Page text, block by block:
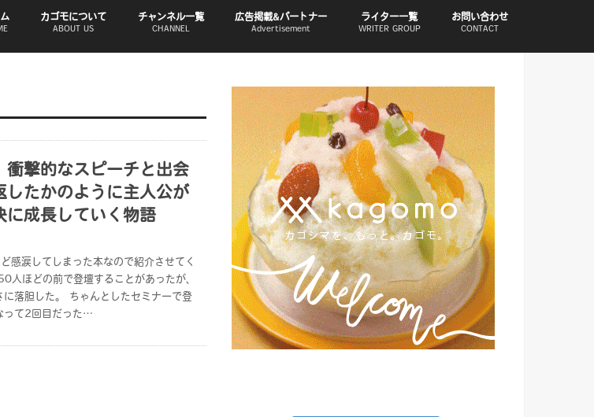
カゴモについて
ABOUT US
チャンネル一覧
CHANNEL
広告掲載&パートナー
Advertisement
ライター一覧
WRITER GROUP
お問い合わせ
CONTACT
衝撃的なスピーチと出会
したかのように主人公が
に成長していく物語
感涙してしまった本なので紹介させてく
人ほどの前で登壇することがあったが、
に落胆した。 ちゃんとしたセミナーで登
って2回目だった…